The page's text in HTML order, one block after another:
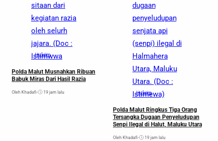
sitaan dari
kegiatan razia
oleh selurh
jajara. (Doc :
Istimwwa
Hukrim
Polda Malut Musnahkan Ribuan
Babuk Miras Dari Hasil Razia
Oleh Khadafi• 19 jam lalu
dugaan
penyeludupan
senjata api
(senpi) ilegal di
Halmahera
Utara, Maluku
Utara. (Doc :
Istimewa)
Hukrim
Polda Malut Ringkus Tiga Orang
Tersangka Dugaan Penyeludupan
Senpi Ilegal di Halut, Maluku Utara
Oleh Khadafi• 19 jam lalu